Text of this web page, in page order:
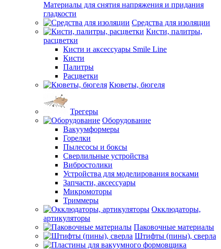
Материалы для снятия напряжения и придания
гладкости
Средства для изоляции
Кисти, палитры,
расцветки
Кисти и аксессуары Smile Line
Кисти
Палитры
Расцветки
Кюветы, бюгеля
Трегеры
Оборудование
Вакуумформеры
Горелки
Пылесосы и боксы
Сверлильные устройства
Вибростолики
Устройства для моделирования восками
Запчасти, аксессуары
Микромоторы
Триммеры
Окклюдаторы,
артикуляторы
Паковочные материалы
Штифты (пины), сверла